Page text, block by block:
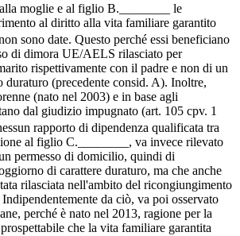
moglie e al figlio B.________ le
al diritto alla vita familiare garantito
sono date. Questo perché essi beneficiano
di dimora UE/AELS rilasciato per
rispettivamente con il padre e non di un
duraturo (precedente consid. A). Inoltre,
(nato nel 2003) e in base agli
dal giudizio impugnato (art. 105 cpv. 1
rapporto di dipendenza qualificata tra
al figlio C.________, va invece rilevato
permesso di domicilio, quindi di
di carattere duraturo, ma che anche
rilasciata nell'ambito del ricongiungimento
da ciò, va poi osservato
perché è nato nel 2013, ragione per la
che la vita familiare garantita